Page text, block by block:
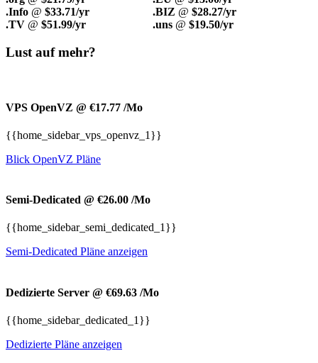
.Info @ $33.71/yr .BIZ @ $28.27/yr
.TV @ $51.99/yr .uns @ $19.50/yr
Lust auf mehr?
VPS OpenVZ @ €17.77 /Mo
{{home_sidebar_vps_openvz_1}}
Blick OpenVZ Pläne
Semi-Dedicated @ €26.00 /Mo
{{home_sidebar_semi_dedicated_1}}
Semi-Dedicated Pläne anzeigen
Dedizierte Server @ €69.63 /Mo
{{home_sidebar_dedicated_1}}
Dedizierte Pläne anzeigen